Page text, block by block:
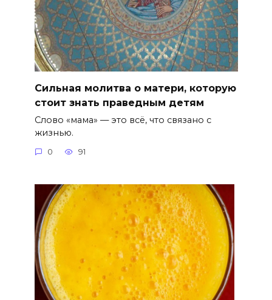
Сильная молитва о матери, которую
стоит знать праведным детям
Слово «мама» — это всё, что связано с
жизнью.
0 91